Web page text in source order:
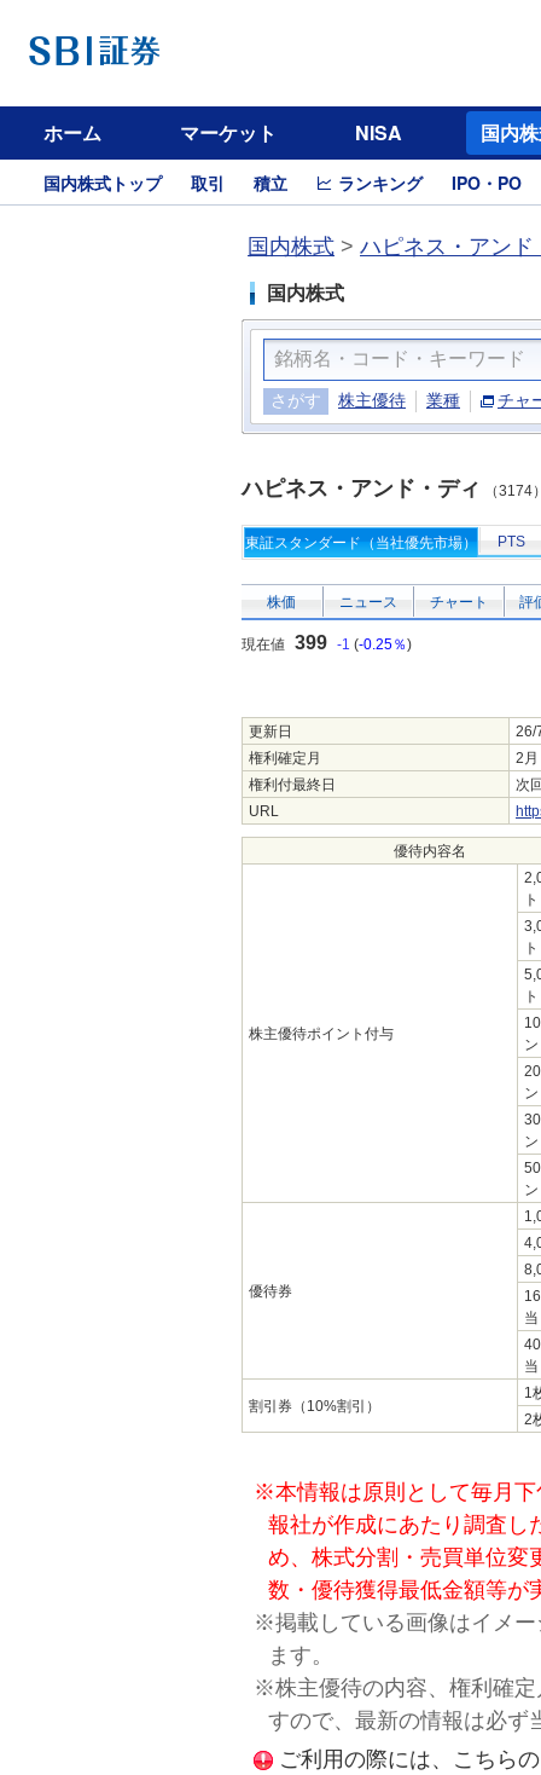
ホーム マーケット NISA 国内
国内株式トップ 取引 積立 ランキング IPO・PO
国内株式 > ハピネス・アン
国内株式
さがす 株主優待 業種 チャ
ハピネス・アンド・ディ （3174
東証スタンダード（当社優先市場） PTS
株価 ニュース チャート 評
現在値 399 -1 (-0.25％)
更新日
26/
権利確定月
2
権利付最終日
次
URL
優待内容名
株主優待ポイント付与
ト
ト
ト
優待券
当
当
割引券（10%割引）
1
2
※本情報は原則として毎月
報社が作成にあたり調査し
め、株式分割・売買単位変
数・優待獲得最低金額等が
※掲載している画像はイメ
ます。
※株主優待の内容、権利確
すので、最新の情報は必ず
ご利用の際には、こちら